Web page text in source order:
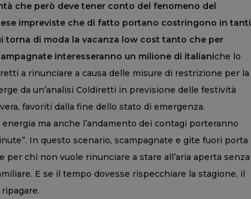
che però deve tener conto del fenomeno del
impreviste che di fatto portano costringono in tanti
torna di moda la vacanza low cost tanto che per
interesseranno un milione di italianiche lo
a rinunciare a causa delle misure di restrizione per la
da un’analisi Coldiretti in previsione delle festività
favoriti dalla fine dello stato di emergenza.
ma anche l’andamento dei contagi porteranno
In questo scenario, scampagnate e gite fuori porta
per chi non vuole rinunciare a stare all’aria aperta senza
E se il tempo dovesse rispecchiare la stagione, il